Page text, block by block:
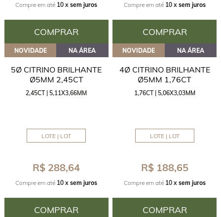
Compre em até 10 x sem juros
COMPRAR
Compre em até 10 x sem juros
COMPRAR
NOVIDADE NA ÁREA
5Ø CITRINO BRILHANTE
Ø5MM 2,45CT
2,45CT | 5,11X3,66MM
LOTE | LOT
R$ 288,64
Compre em até 10 x sem juros
COMPRAR
NOVIDADE NA ÁREA
4Ø CITRINO BRILHANTE
Ø5MM 1,76CT
1,76CT | 5,06X3,03MM
LOTE | LOT
R$ 188,65
Compre em até 10 x sem juros
COMPRAR